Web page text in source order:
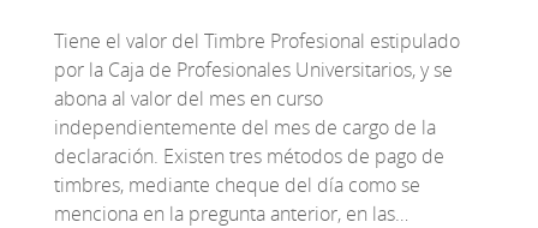
Tiene el valor del Timbre Profesional estipulado
por la Caja de Profesionales Universitarios, y se
abona al valor del mes en curso
independientemente del mes de cargo de la
declaración. Existen tres métodos de pago de
timbres, mediante cheque del día como se
menciona en la pregunta anterior, en las…